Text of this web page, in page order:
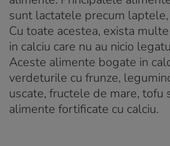
sunt lactatele precum
Cu toate acestea, exista
in calciu care nu au nicio
Aceste alimente bogate in
verdeturile cu frunze,
uscate, fructele de mare, tofu
alimente fortificate cu calciu.